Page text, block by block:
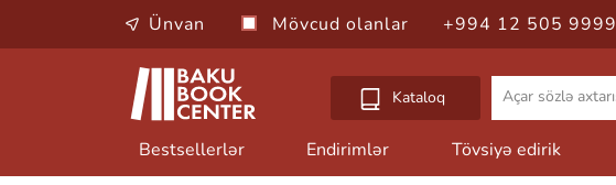
Ünvan Mövcud olanlar +994 12 505 9999
Kataloq
Bestsellerlər Endirimlər Tövsiyə edirik